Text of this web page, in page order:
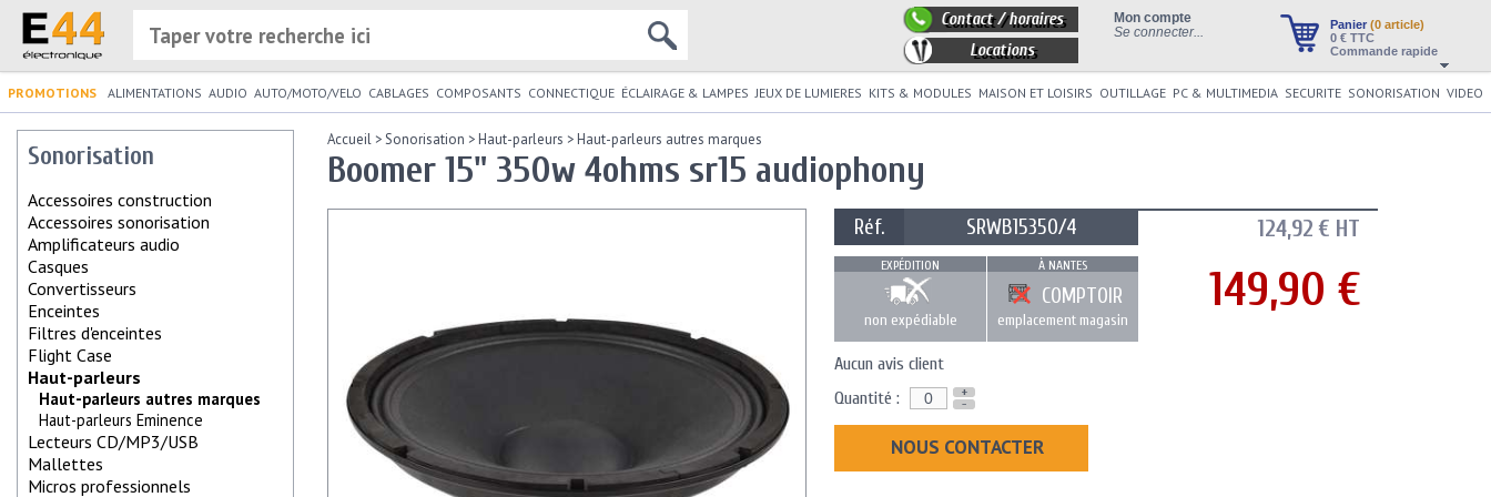
Panier (0 article)
0 € TTC
Commande rapide
Mon compte
Se connecter...
Contact / horaires
Locations
PROMOTIONS ALIMENTATIONS AUDIO AUTO/MOTO/VELO CABLAGES COMPOSANTS CONNECTIQUE ÉCLAIRAGE & LAMPES JEUX DE LUMIERES KITS & MODULES MAISON ET LOISIRS OUTILLAGE PC & MULTIMEDIA SECURITE SONORISATION VIDEO
Sonorisation
Accessoires construction
Accessoires sonorisation
Amplificateurs audio
Casques
Convertisseurs
Enceintes
Filtres d'enceintes
Flight Case
Haut-parleurs
Haut-parleurs autres marques
Haut-parleurs Eminence
Lecteurs CD/MP3/USB
Mallettes
Micros professionnels
Accueil >Sonorisation >Haut-parleurs >Haut-parleurs autres marques
Boomer 15" 350w 4ohms sr15 audiophony
Réf. SRWB15350/4
EXPÉDITION
non expédiable
À NANTES
COMPTOIR
emplacement magasin
124,92 € HT
149,90 €
Aucun avis client
Quantité :
+
-
NOUS CONTACTER